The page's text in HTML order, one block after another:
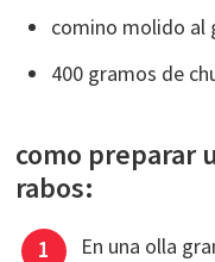
comino molido al
400 gramos de
como preparar
rabos:
En una olla